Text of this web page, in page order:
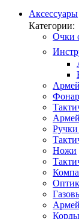
Аксессуары
Категории:
Очки
Ручки
Ножи
Корды